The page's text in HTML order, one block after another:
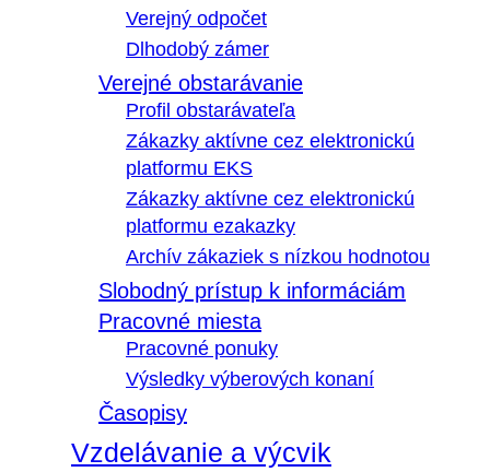
Verejný odpočet
Dlhodobý zámer
Verejné obstarávanie
Profil obstarávateľa
Zákazky aktívne cez elektronickú
platformu EKS
Zákazky aktívne cez elektronickú
platformu ezakazky
Archív zákaziek s nízkou hodnotou
Slobodný prístup k informáciám
Pracovné miesta
Pracovné ponuky
Výsledky výberových konaní
Časopisy
Vzdelávanie a výcvik